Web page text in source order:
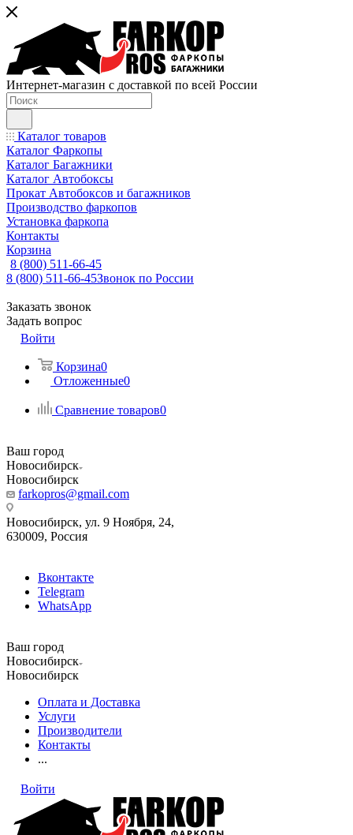
Интернет-магазин с доставкой по всей России
Каталог товаров
Каталог Фаркопы
Каталог Багажники
Каталог Автобоксы
Прокат Автобоксов и багажников
Производство фаркопов
Установка фаркопа
Контакты
Корзина
8 (800) 511-66-45
8 (800) 511-66-45Звонок по России
Заказать звонок
Задать вопрос
Войти
Корзина0
Отложенные0
Сравнение товаров0
Ваш город
Новосибирск
Новосибирск
farkopros@gmail.com
Новосибирск, ул. 9 Ноября, 24,
630009, Россия
Вконтакте
Telegram
WhatsApp
Ваш город
Новосибирск
Новосибирск
Оплата и Доставка
Услуги
Производители
Контакты
...
Войти